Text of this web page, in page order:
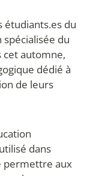
étudiants.es du
spécialisée du
cet automne,
dédié à
de leurs
dans
permettre aux